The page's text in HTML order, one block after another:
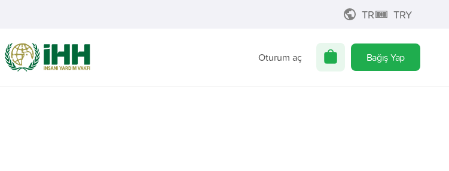
TR TRY
Oturum aç Bağış Yap